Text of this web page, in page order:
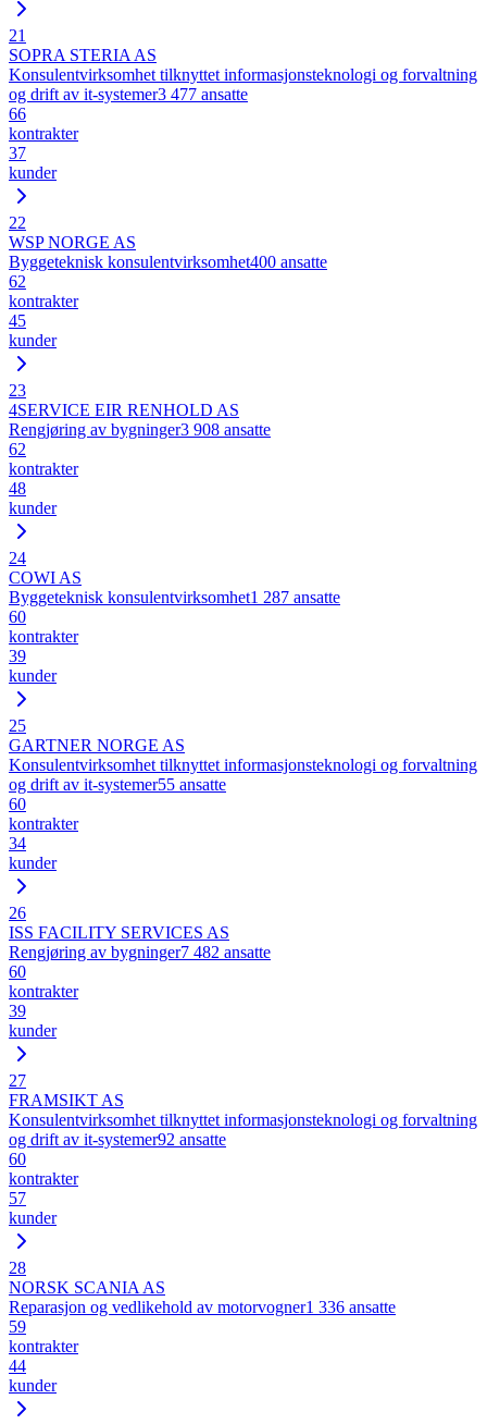
21
SOPRA STERIA AS
Konsulentvirksomhet tilknyttet informasjonsteknologi og forvaltning
og drift av it-systemer3 477 ansatte
66
kontrakter
37
kunder
22
WSP NORGE AS
Byggeteknisk konsulentvirksomhet400 ansatte
62
kontrakter
45
kunder
23
4SERVICE EIR RENHOLD AS
Rengjøring av bygninger3 908 ansatte
62
kontrakter
48
kunder
24
COWI AS
Byggeteknisk konsulentvirksomhet1 287 ansatte
60
kontrakter
39
kunder
25
GARTNER NORGE AS
Konsulentvirksomhet tilknyttet informasjonsteknologi og forvaltning
og drift av it-systemer55 ansatte
60
kontrakter
34
kunder
26
ISS FACILITY SERVICES AS
Rengjøring av bygninger7 482 ansatte
60
kontrakter
39
kunder
27
FRAMSIKT AS
Konsulentvirksomhet tilknyttet informasjonsteknologi og forvaltning
og drift av it-systemer92 ansatte
60
kontrakter
57
kunder
28
NORSK SCANIA AS
Reparasjon og vedlikehold av motorvogner1 336 ansatte
59
kontrakter
44
kunder